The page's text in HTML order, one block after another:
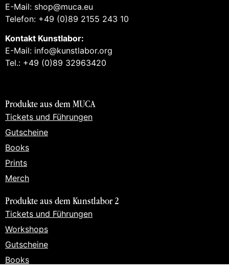
E-Mail: shop@muca.eu
Telefon: +49 (0)89 2155 243 10
Kontakt Kunstlabor:
E-Mail: info@kunstlabor.org
Tel.: +49 (0)89 32963420
Produkte aus dem MUCA
Tickets und Führungen
Gutscheine
Books
Prints
Merch
Produkte aus dem Kunstlabor 2
Tickets und Führungen
Workshops
Gutscheine
Books